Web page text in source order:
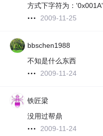
方式下字符为：'0x001A'
2009-11-25
bbschen1988
不知是什么东西
2009-11-24
铁匠梁
没用过帮鼎
2009-11-24